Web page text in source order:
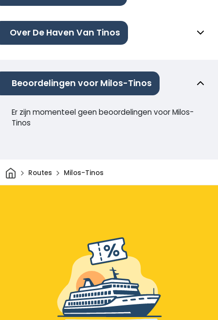
Over De Haven Van Tinos
Beoordelingen voor Milos-Tinos
Er zijn momenteel geen beoordelingen voor Milos-
Tinos
ThuisRoutes Milos-Tinos